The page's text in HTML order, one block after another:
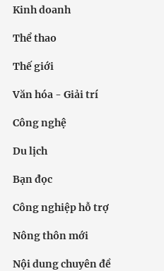
Kinh doanh
Thể thao
Thế giới
Văn hóa - Giải trí
Công nghệ
Du lịch
Bạn đọc
Công nghiệp hỗ trợ
Nông thôn mới
Nội dung chuyên đề